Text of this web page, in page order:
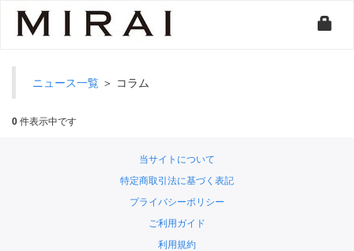
ニュース一覧 ＞ コラム
0 件表示中です
当サイトについて
特定商取引法に基づく表記
プライバシーポリシー
ご利用ガイド
利用規約